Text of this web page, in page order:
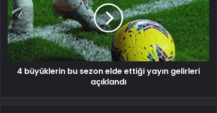
4 büyüklerin bu sezon elde ettiği yayın gelirleri
açıklandı